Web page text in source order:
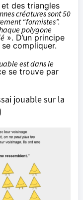
et des triangles
créatures sont 50
“formistes”.
polygone
». D’un principe
compliquer.
est dans le
se trouve par
jouable sur la